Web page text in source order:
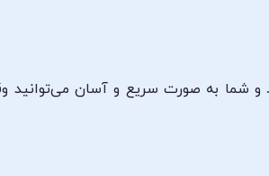
و شما به صورت سریع و آسان می‌توانید